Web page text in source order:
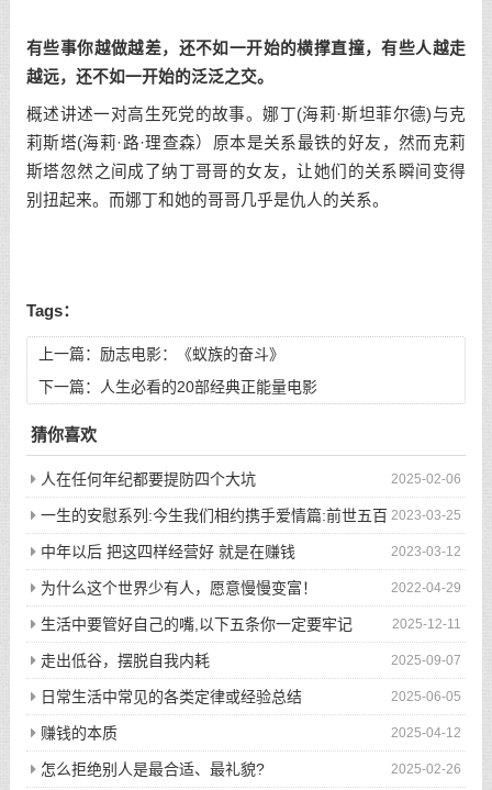
有些事你越做越差，还不如一开始的横撑直撞，有些人越走
越远，还不如一开始的泛泛之交。
概述讲述一对高生死党的故事。娜丁(海莉·斯坦菲尔德)与克
莉斯塔(海莉·路·理查森）原本是关系最铁的好友，然而克莉
斯塔忽然之间成了纳丁哥哥的女友，让她们的关系瞬间变得
别扭起来。而娜丁和她的哥哥几乎是仇人的关系。
Tags：
上一篇： 励志电影：《蚁族的奋斗》
下一篇： 人生必看的20部经典正能量电影
猜你喜欢
2025-02-06
人在任何年纪都要提防四个大坑
2023-03-25
一生的安慰系列:今生我们相约携手爱情篇:前世五百
次的回眸才换来今生的相遇
2023-03-12
中年以后 把这四样经营好 就是在赚钱
2022-04-29
为什么这个世界少有人，愿意慢慢变富！
2025-12-11
生活中要管好自己的嘴,以下五条你一定要牢记
2025-09-07
走出低谷，摆脱自我内耗
2025-06-05
日常生活中常见的各类定律或经验总结
2025-04-12
赚钱的本质
2025-02-26
怎么拒绝别人是最合适、最礼貌?